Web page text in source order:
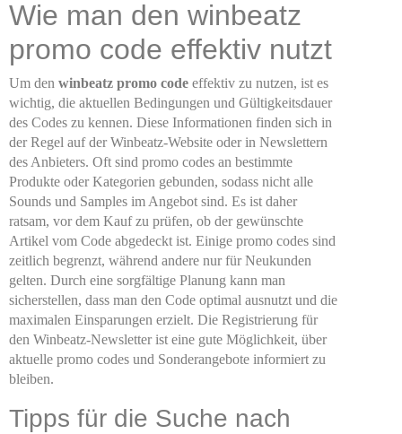
Wie man den winbeatz
promo code effektiv nutzt
Um den winbeatz promo code effektiv zu nutzen, ist es
wichtig, die aktuellen Bedingungen und Gültigkeitsdauer
des Codes zu kennen. Diese Informationen finden sich in
der Regel auf der Winbeatz-Website oder in Newslettern
des Anbieters. Oft sind promo codes an bestimmte
Produkte oder Kategorien gebunden, sodass nicht alle
Sounds und Samples im Angebot sind. Es ist daher
ratsam, vor dem Kauf zu prüfen, ob der gewünschte
Artikel vom Code abgedeckt ist. Einige promo codes sind
zeitlich begrenzt, während andere nur für Neukunden
gelten. Durch eine sorgfältige Planung kann man
sicherstellen, dass man den Code optimal ausnutzt und die
maximalen Einsparungen erzielt. Die Registrierung für
den Winbeatz-Newsletter ist eine gute Möglichkeit, über
aktuelle promo codes und Sonderangebote informiert zu
bleiben.
Tipps für die Suche nach